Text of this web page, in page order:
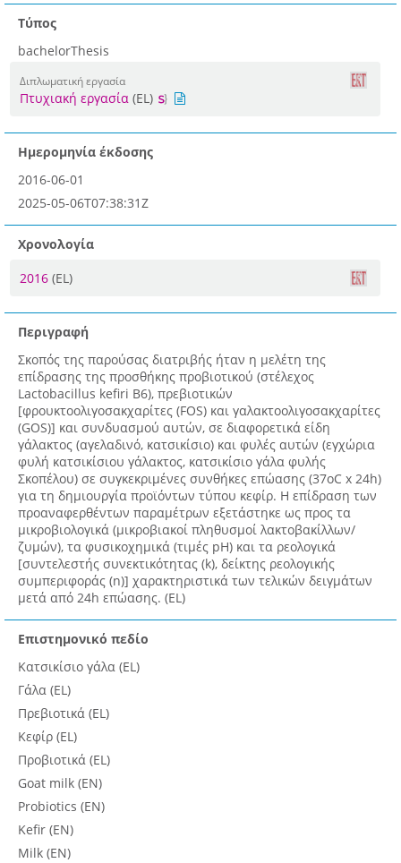
Τύπος
bachelorThesis
Διπλωματική εργασία
Πτυχιακή εργασία (EL)
Ημερομηνία έκδοσης
2016-06-01
2025-05-06T07:38:31Z
Χρονολογία
2016 (EL)
Περιγραφή
Σκοπός της παρούσας διατριβής ήταν η μελέτη της
επίδρασης της προσθήκης προβιοτικού (στέλεχος
Lactobacillus kefiri B6), πρεβιοτικών
[φρουκτοολιγοσακχαρίτες (FOS) και γαλακτοoλιγοσακχαρίτες
(GOS)] και συνδυασμού αυτών, σε διαφορετικά είδη
γάλακτος (αγελαδινό, κατσικίσιο) και φυλές αυτών (εγχώρια
φυλή κατσικίσιου γάλακτος, κατσικίσιο γάλα φυλής
Σκοπέλου) σε συγκεκριμένες συνθήκες επώασης (37οC x 24h)
για τη δημιουργία προϊόντων τύπου κεφίρ. Η επίδραση των
προαναφερθέντων παραμέτρων εξετάστηκε ως προς τα
μικροβιολογικά (μικροβιακοί πληθυσμοί λακτοβακίλλων/
ζυμών), τα φυσικοχημικά (τιμές pH) και τα ρεολογικά
[συντελεστής συνεκτικότητας (k), δείκτης ρεολογικής
συμπεριφοράς (n)] χαρακτηριστικά των τελικών δειγμάτων
μετά από 24h επώασης. (EL)
Επιστημονικό πεδίο
Κατσικίσιο γάλα (EL)
Γάλα (EL)
Πρεβιοτικά (EL)
Κεφίρ (EL)
Προβιοτικά (EL)
Goat milk (EN)
Probiotics (EN)
Kefir (EN)
Milk (EN)